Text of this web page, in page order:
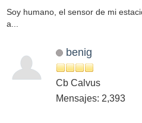
Soy humano, el sensor de mi
a...
benig
Cb Calvus
Mensajes: 2,393